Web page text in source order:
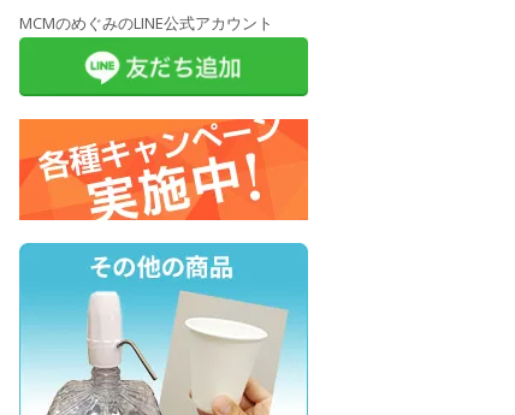
MCMのめぐみのLINE公式アカウント